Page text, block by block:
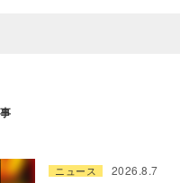
ニュース 2026.8.7